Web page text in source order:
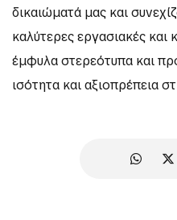
δικαιώματά μας και
καλύτερες εργασιακές και
έμφυλα στερεότυπα και
ισότητα και αξιοπρέπεια